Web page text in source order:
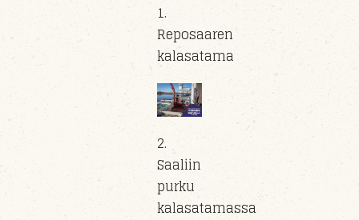
1.
Reposaaren
kalasatama
2.
Saaliin
purku
kalasatamassa